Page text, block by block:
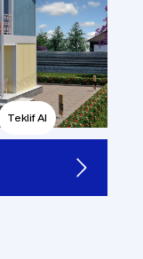
Teklif Al